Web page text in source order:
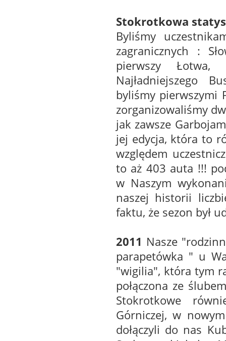
Stokrotkowa
Byliśmy
zagranicznych :
pierwszy Łotwa,
Najładniejszego
byliśmy pierwszymi
zorganizowaliśmy
jak zawsze
jej edycja, która to
względem
to aż 403 auta !!!
w Naszym
naszej historii
faktu, że sezon był
2011 Nasze
parapetówka " u
"wigilia", która tym
połączona ze
Stokrotkowe
Górniczej, w
dołączyli do nas